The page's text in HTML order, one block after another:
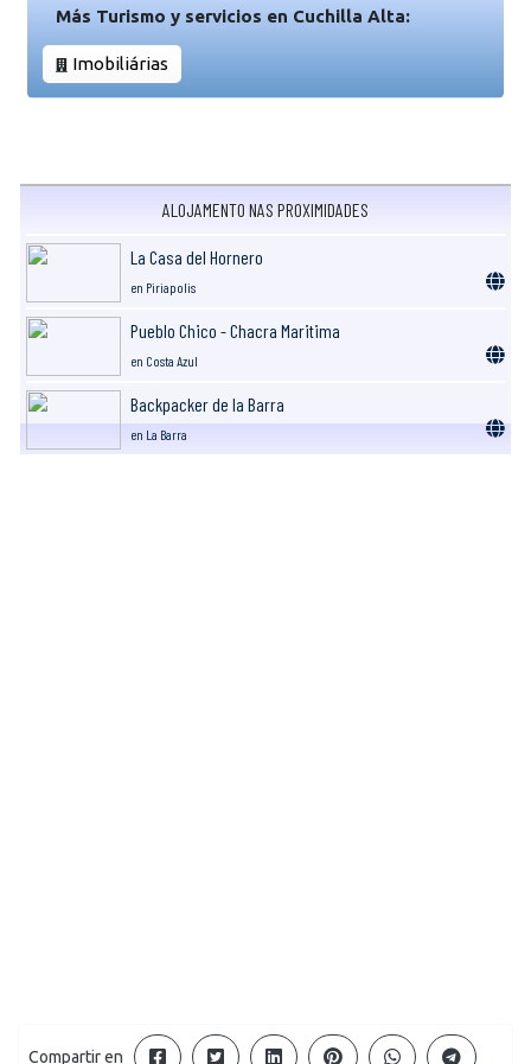
Más Turismo y servicios en Cuchilla Alta:
Imobiliárias
ALOJAMENTO NAS PROXIMIDADES
La Casa del Hornero
en Piriapolis
Pueblo Chico - Chacra Maritima
en Costa Azul
Backpacker de la Barra
en La Barra
Compartir en